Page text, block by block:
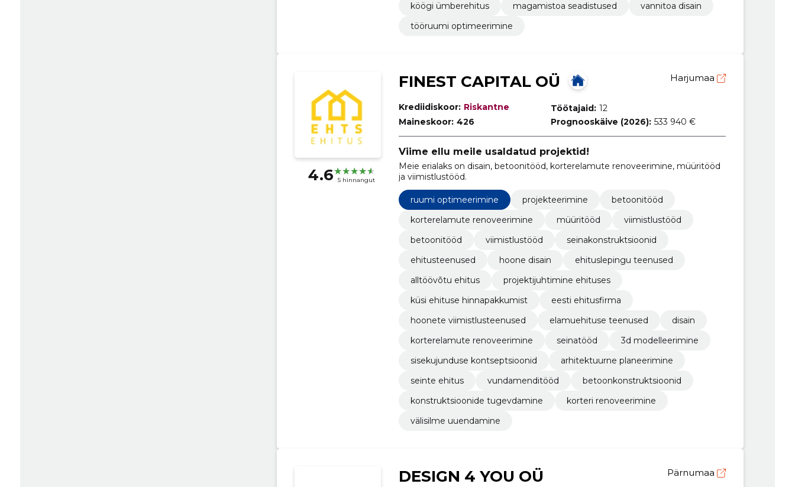
köögi ümberehitus
magamistoa seadistused
vannitoa disain
tööruumi optimeerimine
4.6 5 hinnangut
FINEST CAPITAL OÜ Harjumaa
Krediidiskoor: Riskantne
Maineskoor: 426
Töötajaid: 12
Prognooskäive (2026): 533 940 €
Viime ellu meile usaldatud projektid!
Meie erialaks on disain, betoonitööd, korterelamute renoveerimine, müüritööd
ja viimistlustööd.
ruumi optimeerimine projekteerimine
betoonitööd
korterelamute renoveerimine
müüritööd
viimistlustööd
betoonitööd
viimistlustööd
seinakonstruktsioonid
ehitusteenused
hoone disain
ehituslepingu teenused
alltöövõtu ehitus
projektijuhtimine ehituses
küsi ehituse hinnapakkumist
eesti ehitusfirma
hoonete viimistlusteenused
elamuehituse teenused
disain
korterelamute renoveerimine
seinatööd
3d modelleerimine
sisekujunduse kontseptsioonid
arhitektuurne planeerimine
seinte ehitus
vundamenditööd
betoonkonstruktsioonid
konstruktsioonide tugevdamine
korteri renoveerimine
välisilme uuendamine
DESIGN 4 YOU OÜ Pärnumaa